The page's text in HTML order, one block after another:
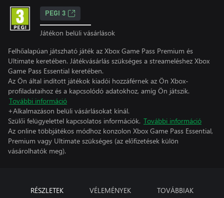
PEGI 3
Játékon belüli vásárlások
Felhőalapúan játszható játék az Xbox Game Pass Premium és
Ultimate keretében. Játékvásárlás szükséges a streameléshez Xbox
Game Pass Essential keretében.
Az Ön által indított játékok kiadói hozzáférnek az Ön Xbox-
profiladataihoz és a kapcsolódó adatokhoz, amíg Ön játszik.
További információ
+Alkalmazáson belüli vásárlásokat kínál.
Szülői felügyelettel kapcsolatos információk. További információ
Az online többjátékos módhoz konzolon Xbox Game Pass Essential,
Premium vagy Ultimate szükséges (az előfizetések külön
vásárolhatók meg).
RÉSZLETEK VÉLEMÉNYEK TOVÁBBIAK